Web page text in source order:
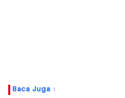
Baca Juga :